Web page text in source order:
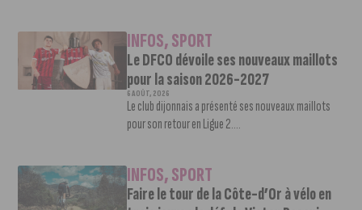
INFOS,SPORT
Le DFCO dévoile ses nouveaux maillots
pour la saison 2026-2027
6 AOÛT, 2026
Le club dijonnais a présenté ses nouveaux maillots
pour son retour en Ligue 2....
INFOS,SPORT
Faire le tour de la Côte-d’Or à vélo en